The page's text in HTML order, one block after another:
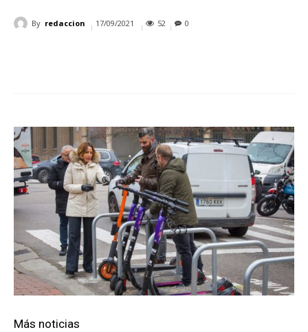
By redaccion 17/09/2021 52 0
Más noticias